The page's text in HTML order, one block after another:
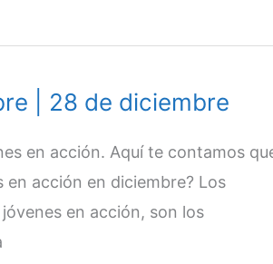
| 28 de diciembre
en acción. Aquí te contamos
acción en diciembre? Los
en acción, son los